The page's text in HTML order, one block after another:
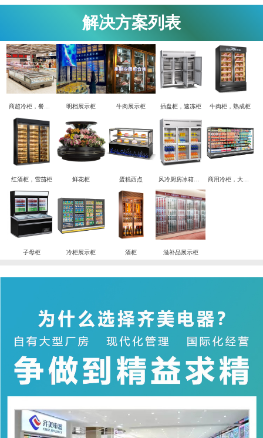
解决方案列表
商超冷柜，餐饮酒店冷柜，实验室冷柜定制解决方案 明档展示柜 牛肉展示柜 插盘柜，速冻柜 牛肉柜，熟成柜
红酒柜，雪茄柜 鲜花柜 蛋糕西点 风冷厨房冰箱， 四六门
子母柜 冷柜展示柜 酒柜 滋补品展示柜